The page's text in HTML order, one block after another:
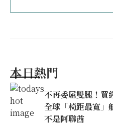
本日熱門
不再委屈雙腿！買
全球「椅距最寬」
不是阿聯酋